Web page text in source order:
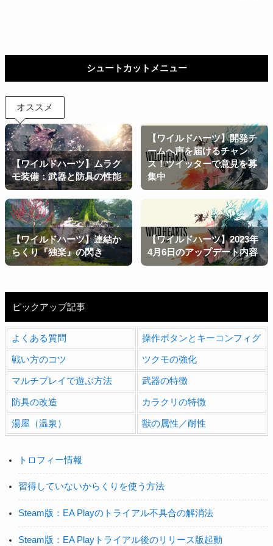
シュートカットメニュー
オススメ
【ワイルドハーツ】ムラク
モ装備：武器と防具の性能
【ワイルドハーツ】開発チ
ームへ声を届けるチャン
ス！ツイッターで意見を募
集中
【ワイルドハーツ】連結か
らくり『独楽』の閃き
【ワイルドハーツ】2023年
4月6日のアップデート内容
ピックアップ記事
よくある質問 操作ボタンとキーコンフィグ
戦い方のコツ ツクモの強化
マルチプレイで遊ぶ方法 武器の特徴
防具の改造 カラクリの特徴
湯屋（温泉） 獣の属性／耐性
トロフィー情報
習得していないからくりを使う方法
Steam版：EA Playのトライアル不具合の解消法
Steam版：EA Playトライアル後のリリース版起動